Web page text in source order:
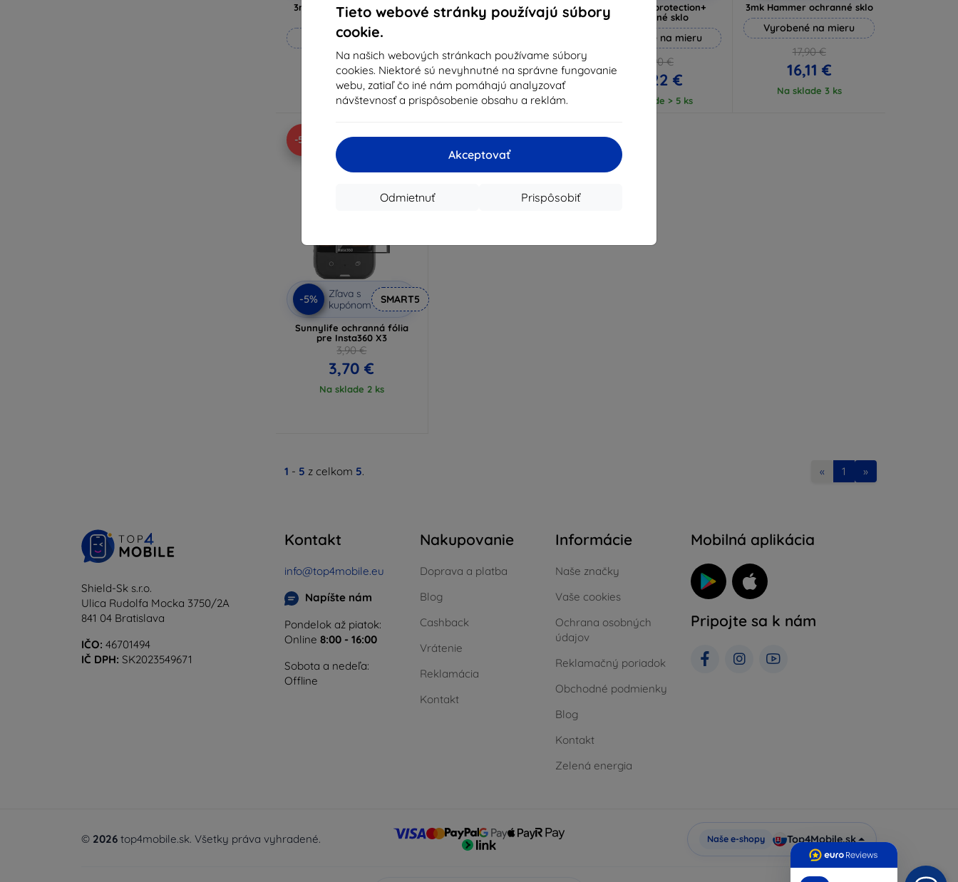
Tieto webové stránky používajú súbory
cookie.
Na našich webových stránkach používame súbory
cookies. Niektoré sú nevyhnutné na správne fungovanie
webu, zatiaľ čo iné nám pomáhajú analyzovať
návštevnosť a prispôsobenie obsahu a reklám.
Akceptovať
Prispôsobiť
Odmietnuť
3mk Anti-Shock ochranné
sklo
Vyrobené na mieru
14,90 €
13,41 €
Na sklade > 5 ks
3mk Pure Matt ochranné
sklo
10,90 €
9,80 €
Na sklade > 5 ks
3mk Silverprotection+
ochranné sklo
Vyrobené na mieru
16,90 €
15,22 €
Na sklade > 5 ks
3mk Hammer ochranné sklo
Vyrobené na mieru
17,90 €
16,11 €
Na sklade 3 ks
-5%
-5%
Zľava s
kupónom
SMART5
Sunnylife ochranná fólia
pre Insta360 X3
3,90 €
3,70 €
Na sklade 2 ks
1 - 5 z celkom 5. « 1 »
Shield-Sk s.r.o.
Ulica Rudolfa Mocka 3750/2A
841 04 Bratislava
IČO: 46701494
IČ DPH: SK2023549671
Kontakt
info@top4mobile.eu
Napíšte nám
Pondelok až piatok:
Online 8:00 - 16:00
Sobota a nedeľa:
Offline
Nakupovanie
Doprava a platba
Blog
Cashback
Vrátenie
Reklamácia
Kontakt
Informácie
Naše značky
Vaše cookies
Ochrana osobných
údajov
Reklamačný poriadok
Obchodné podmienky
Blog
Kontakt
Zelená energia
Mobilná aplikácia
Pripojte sa k nám
© 2026 top4mobile.sk. Všetky práva vyhradené. Naše e-shopy Top4Mobile.sk